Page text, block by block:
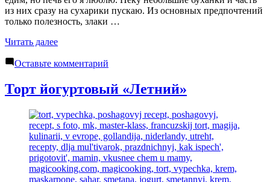
из них сразу на сухарики пускаю. Из основных предпочтений
только полезность, злаки …
Читать далее«Деревенский
с
Оставьте комментарий
хлеб
с
мукой
Торт йогуртовый «Летний»